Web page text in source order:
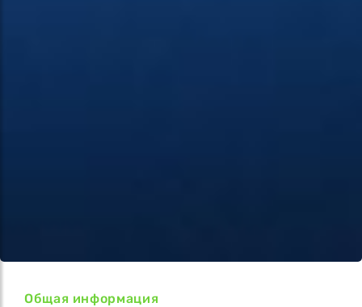
Общая информация